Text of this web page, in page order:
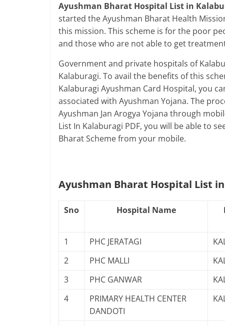
Ayushman Bharat Hospital List in
started the Ayushman Bharat Health
this mission. This scheme is for the poor
and those who are not able to get
Government and private hospitals of
Kalaburagi. To avail the benefits of this
Kalaburagi Ayushman Card Hospital, you
associated with Ayushman Yojana. The
Ayushman Jan Arogya Yojana through
List In Kalaburagi PDF, you will be able to
Bharat Scheme from your mobile.
Ayushman Bharat Hospital List
Sno Hospital Name
1
PHC JERATAGI
2
PHC MALLI
3
PHC GANWAR
4
PRIMARY HEALTH CENTER
DANDOTI